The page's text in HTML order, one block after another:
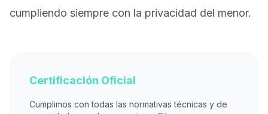
cumpliendo siempre con la privacidad del menor.
Certificación Oficial
Cumplimos con todas las normativas técnicas y de